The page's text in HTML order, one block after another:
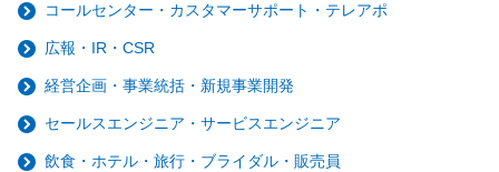
コールセンター・カスタマーサポート・テレアポ
広報・IR・CSR
経営企画・事業統括・新規事業開発
セールスエンジニア・サービスエンジニア
飲食・ホテル・旅行・ブライダル・販売員